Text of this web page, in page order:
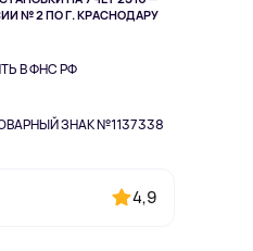
№ 2 ПО Г. КРАСНОДАРУ
В ФНС РФ
ЗНАК №1137338
4,9